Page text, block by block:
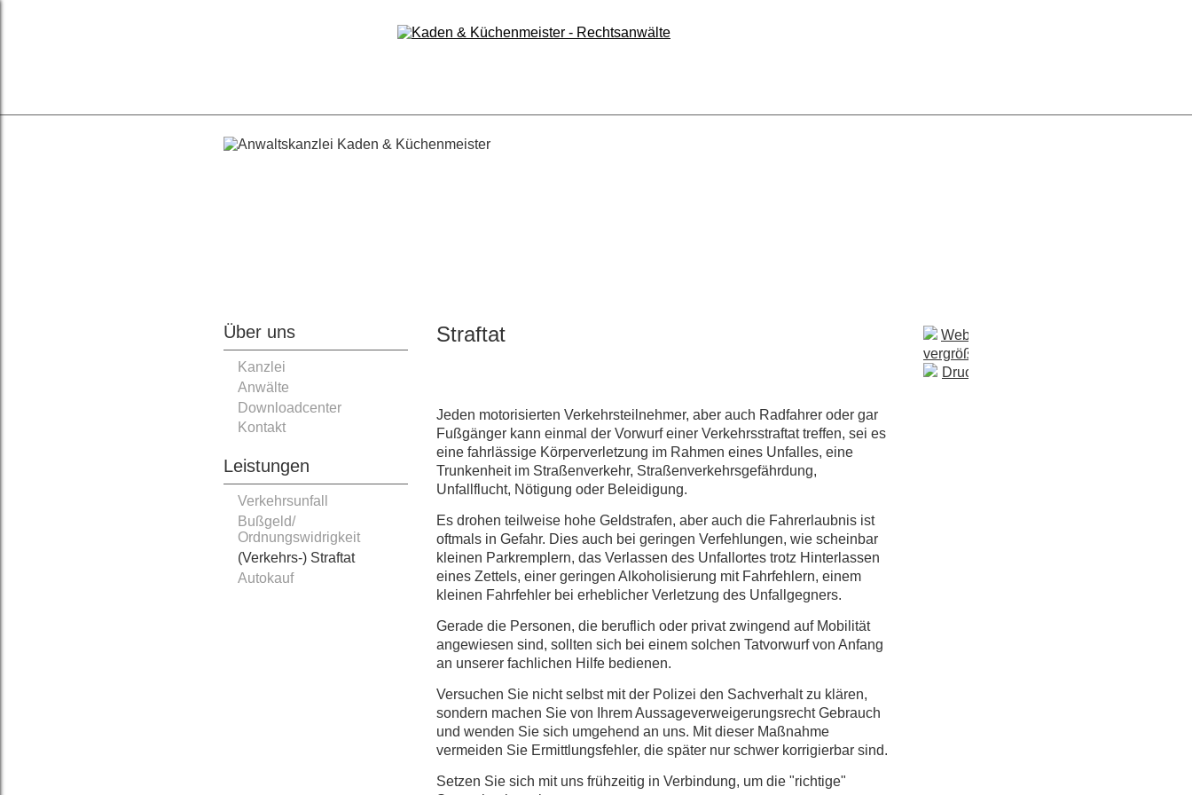
Straftat
Jeden motorisierten Verkehrsteilnehmer, aber auch Radfahrer oder gar
Fußgänger kann einmal der Vorwurf einer Verkehrsstraftat treffen, sei es
eine fahrlässige Körperverletzung im Rahmen eines Unfalles, eine
Trunkenheit im Straßenverkehr, Straßenverkehrsgefährdung,
Unfallflucht, Nötigung oder Beleidigung.
Es drohen teilweise hohe Geldstrafen, aber auch die Fahrerlaubnis ist
oftmals in Gefahr. Dies auch bei geringen Verfehlungen, wie scheinbar
kleinen Parkremplern, das Verlassen des Unfallortes trotz Hinterlassen
eines Zettels, einer geringen Alkoholisierung mit Fahrfehlern, einem
kleinen Fahrfehler bei erheblicher Verletzung des Unfallgegners.
Gerade die Personen, die beruflich oder privat zwingend auf Mobilität
angewiesen sind, sollten sich bei einem solchen Tatvorwurf von Anfang
an unserer fachlichen Hilfe bedienen.
Versuchen Sie nicht selbst mit der Polizei den Sachverhalt zu klären,
sondern machen Sie von Ihrem Aussageverweigerungsrecht Gebrauch
und wenden Sie sich umgehend an uns. Mit dieser Maßnahme
vermeiden Sie Ermittlungsfehler, die später nur schwer korrigierbar sind.
Setzen Sie sich mit uns frühzeitig in Verbindung, um die "richtige"
Über uns
Kanzlei
Anwälte
Downloadcenter
Kontakt
Leistungen
Verkehrsunfall
Bußgeld/
Ordnungswidrigkeit
(Verkehrs-) Straftat
Autokauf